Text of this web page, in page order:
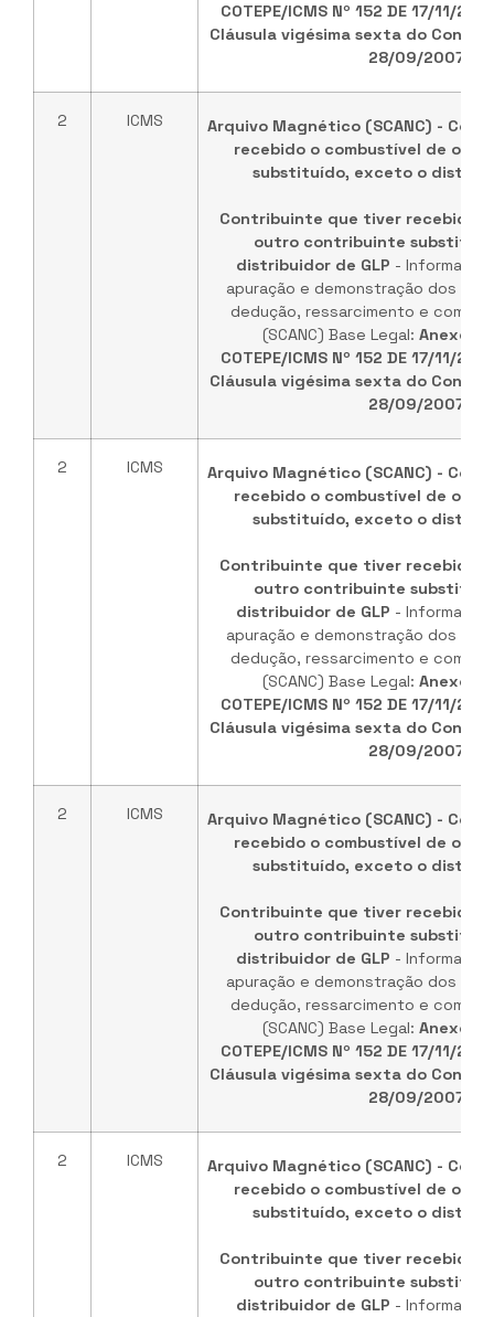
COTEPE/ICMS Nº 152 DE 17/11/
Cláusula vigésima sexta do
28/09/2007
2 ICMS
Arquivo Magnético (SCANC) -
recebido o combustível de
substituído, exceto o
Contribuinte que tiver recebido
outro contribuinte
distribuidor de GLP -
apuração e demonstração dos
dedução, ressarcimento e
(SCANC) Base Legal: Anexo
COTEPE/ICMS Nº 152 DE 17/11/
Cláusula vigésima sexta do
28/09/2007
2 ICMS
Arquivo Magnético (SCANC) -
recebido o combustível de
substituído, exceto o
Contribuinte que tiver recebido
outro contribuinte
distribuidor de GLP -
apuração e demonstração dos
dedução, ressarcimento e
(SCANC) Base Legal: Anexo
COTEPE/ICMS Nº 152 DE 17/11/
Cláusula vigésima sexta do
28/09/2007
2 ICMS
Arquivo Magnético (SCANC) -
recebido o combustível de
substituído, exceto o
Contribuinte que tiver recebido
outro contribuinte
distribuidor de GLP -
apuração e demonstração dos
dedução, ressarcimento e
(SCANC) Base Legal: Anexo
COTEPE/ICMS Nº 152 DE 17/11/
Cláusula vigésima sexta do
28/09/2007
2 ICMS
Arquivo Magnético (SCANC) -
recebido o combustível de
substituído, exceto o
Contribuinte que tiver recebido
outro contribuinte
distribuidor de GLP -